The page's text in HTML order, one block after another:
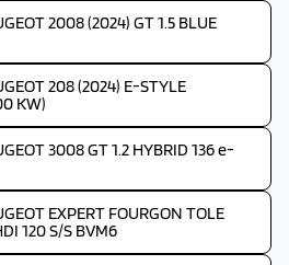
2008 (2024) GT 1.5 BLUE
208 (2024) E-STYLE
KW)
3008 GT 1.2 HYBRID 136 e-
EXPERT FOURGON TOLE
120 S/S BVM6